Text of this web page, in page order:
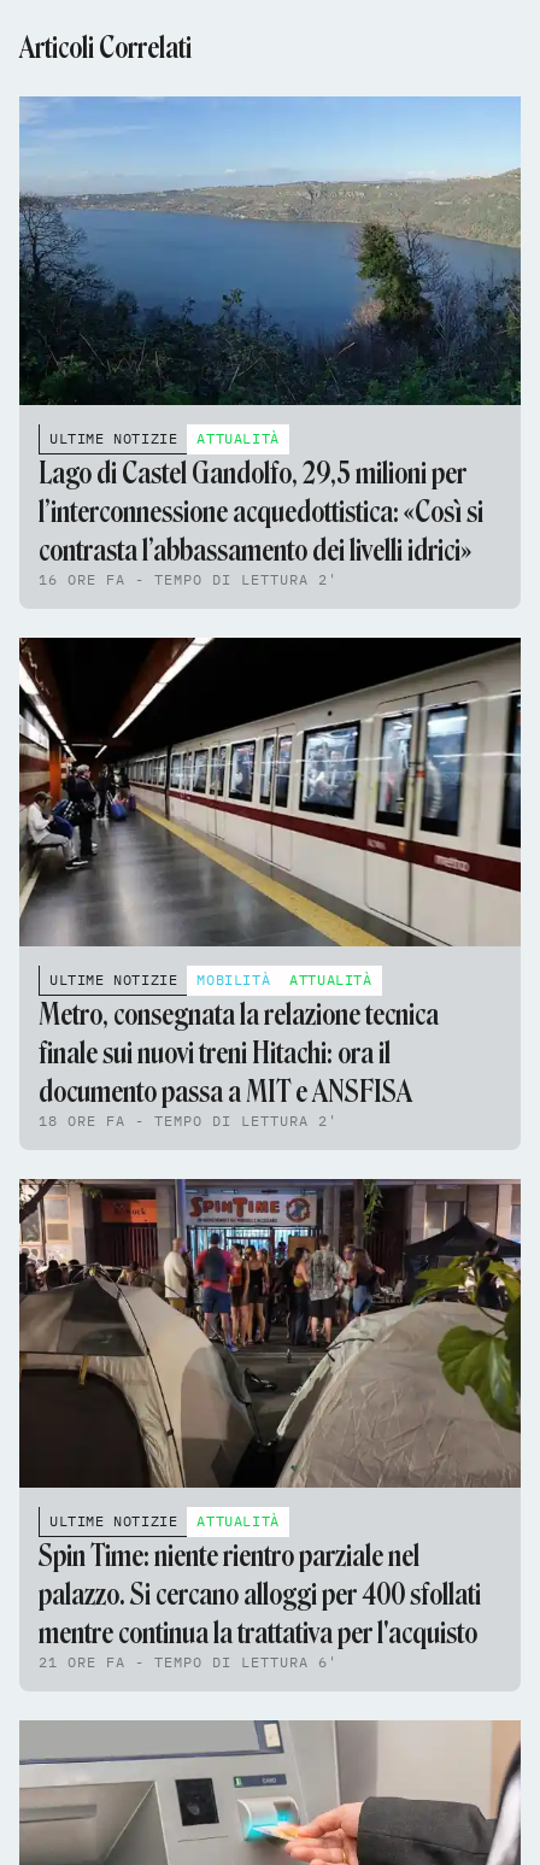
Articoli Correlati
ULTIME NOTIZIE ATTUALITÀ
Lago di Castel Gandolfo, 29,5 milioni per
l’interconnessione acquedottistica: «Così si
contrasta l’abbassamento dei livelli idrici»
16 ORE FA - TEMPO DI LETTURA 2'
ULTIME NOTIZIE MOBILITÀ ATTUALITÀ
Metro, consegnata la relazione tecnica
finale sui nuovi treni Hitachi: ora il
documento passa a MIT e ANSFISA
18 ORE FA - TEMPO DI LETTURA 2'
ULTIME NOTIZIE ATTUALITÀ
Spin Time: niente rientro parziale nel
palazzo. Si cercano alloggi per 400 sfollati
mentre continua la trattativa per l'acquisto
21 ORE FA - TEMPO DI LETTURA 6'